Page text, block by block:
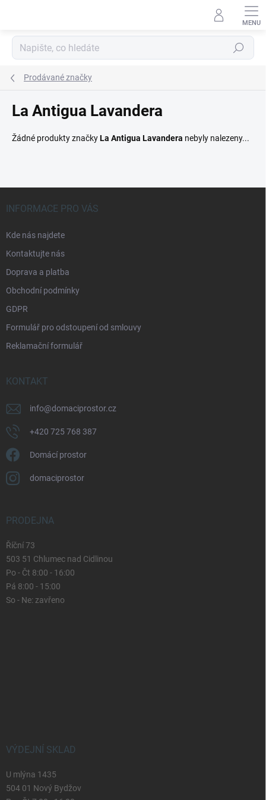
Hledat
Prodávané značky
La Antigua Lavandera
Žádné produkty značkyLa Antigua Lavandera nebyly nalezeny...
INFORMACE PRO VÁS
Kde nás najdete
Kontaktujte nás
Doprava a platba
Obchodní podmínky
GDPR
Formulář pro odstoupení od smlouvy
Reklamační formulář
KONTAKT
info@domaciprostor.cz
+420 725 768 387
Domácí prostor
domaciprostor
PRODEJNA
Říční 73
503 51 Chlumec nad Cidlinou
Po - Čt 8:00 - 16:00
Pá 8:00 - 15:00
So - Ne: zavřeno
VÝDEJNÍ SKLAD
U mlýna 1435
504 01 Nový Bydžov